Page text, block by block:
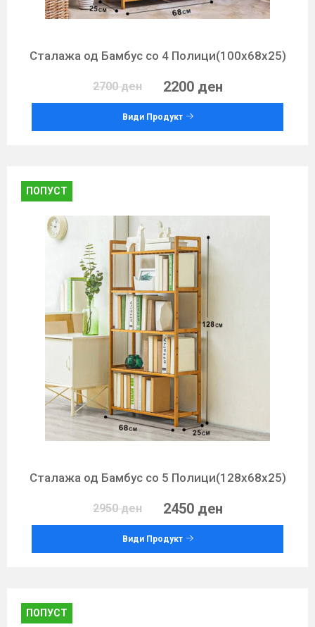
Сталажа од Бамбус со 4 Полици(100х68х25)
2700 ден 2200 ден
Види Продукт
ПОПУСТ
Сталажа од Бамбус со 5 Полици(128х68х25)
2950 ден 2450 ден
Види Продукт
ПОПУСТ